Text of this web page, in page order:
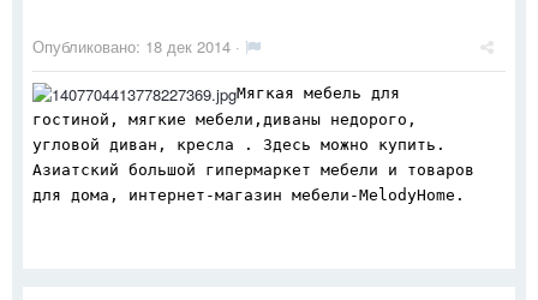
Опубликовано: 18 дек 2014 ·
Мягкая мебель для
гостиной, мягкие мебели,диваны недорого,
угловой диван, кресла . Здесь можно купить.
Азиатский большой гипермаркет мебели и товаров
для дома, интернет-магазин мебели-MelodyHome.